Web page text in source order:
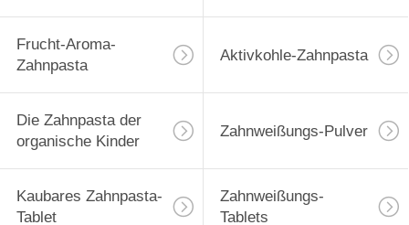
Frucht-Aroma-
Zahnpasta
Aktivkohle-Zahnpasta
Die Zahnpasta der
organische Kinder
Zahnweißungs-Pulver
Kaubares Zahnpasta-
Tablet
Zahnweißungs-
Tablets